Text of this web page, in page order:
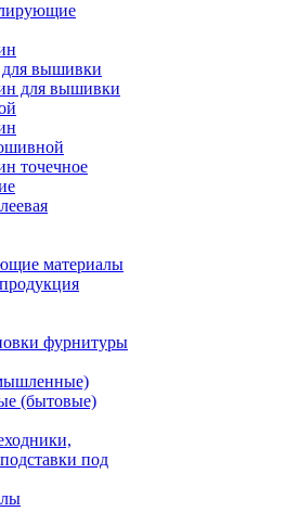
вышивки
для вышивки
точечное
материалы
фурнитуры
(бытовые)
под